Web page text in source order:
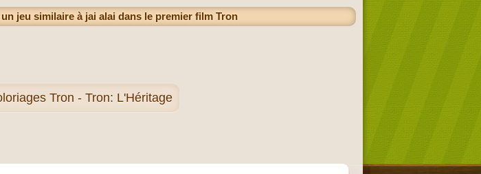
jeu similaire à jai alai dans le premier film Tron
Tron - Tron: L'Héritage